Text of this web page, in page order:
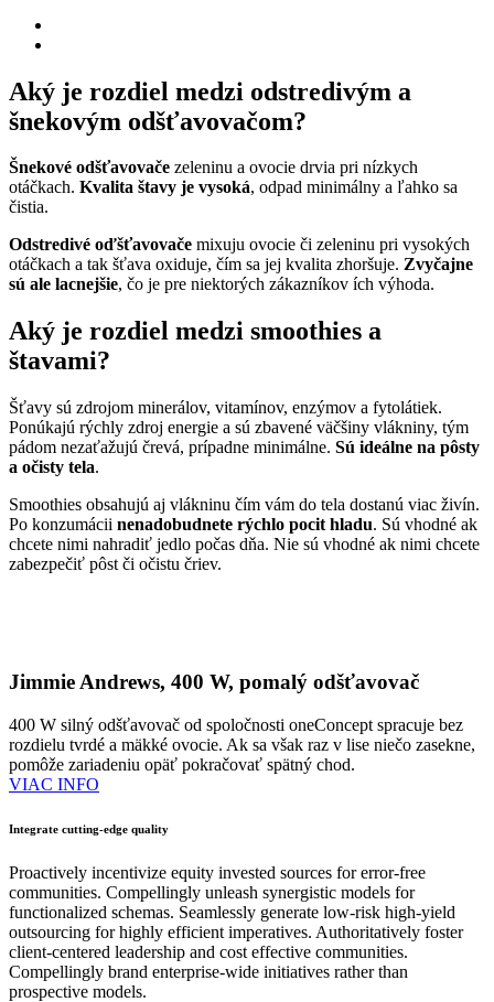
Aký je rozdiel medzi odstredivým a
šnekovým odšťavovačom?
Šnekové odšťavovače zeleninu a ovocie drvia pri nízkych
otáčkach. Kvalita štavy je vysoká, odpad minimálny a ľahko sa
čistia.
Odstredivé oďšťavovače mixuju ovocie či zeleninu pri vysokých
otáčkach a tak šťava oxiduje, čím sa jej kvalita zhoršuje. Zvyčajne
sú ale lacnejšie, čo je pre niektorých zákazníkov ích výhoda.
Aký je rozdiel medzi smoothies a
štavami?
Šťavy sú zdrojom minerálov, vitamínov, enzýmov a fytolátiek.
Ponúkajú rýchly zdroj energie a sú zbavené väčšiny vlákniny, tým
pádom nezaťažujú črevá, prípadne minimálne. Sú ideálne na pôsty
a očisty tela.
Smoothies obsahujú aj vlákninu čím vám do tela dostanú viac živín.
Po konzumácii nenadobudnete rýchlo pocit hladu. Sú vhodné ak
chcete nimi nahradiť jedlo počas dňa. Nie sú vhodné ak nimi chcete
zabezpečiť pôst či očistu čriev.
Jimmie Andrews, 400 W, pomalý odšťavovač
400 W silný odšťavovač od spoločnosti oneConcept spracuje bez
rozdielu tvrdé a mäkké ovocie. Ak sa však raz v lise niečo zasekne,
pomôže zariadeniu opäť pokračovať spätný chod.
VIAC INFO
Integrate cutting-edge quality
Proactively incentivize equity invested sources for error-free
communities. Compellingly unleash synergistic models for
functionalized schemas. Seamlessly generate low-risk high-yield
outsourcing for highly efficient imperatives. Authoritatively foster
client-centered leadership and cost effective communities.
Compellingly brand enterprise-wide initiatives rather than
prospective models.